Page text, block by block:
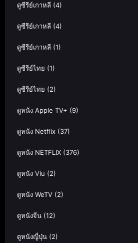
ดูซีรีย์เกาหลี (4)
ดูซีรีย์เกาหลี (4)
ดูซีรีย์เกาหลี (1)
ดูซีรีย์ไทย (1)
ดูซีรีย์ไทย (2)
ดูหนัง Apple TV+ (9)
ดูหนัง Netflix (37)
ดูหนัง NETFLIX (376)
ดูหนัง Viu (2)
ดูหนัง WeTV (2)
ดูหนังจีน (12)
ดูหนังญี่ปุ่น (2)